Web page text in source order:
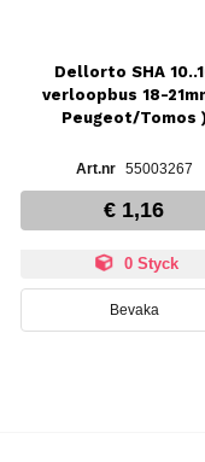
Dellorto SHA
verloopbus 18-
Peugeot/Tomos
55003267
€ 1,16
0 Styck
Bevaka